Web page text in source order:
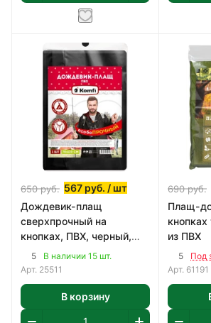
650руб. 567 руб. / шт
Дождевик-плащ
сверхпрочный на
кнопках, ПВХ, черный,
150 мк, Komfi
5
В наличии 15 шт.
Арт. 25511
В корзину
690руб.
Плащ-
кнопках
из ПВХ
5
Под
Арт. 61191